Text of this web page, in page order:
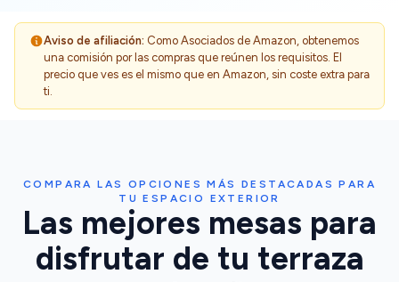
Aviso de afiliación: Como Asociados de Amazon, obtenemos
una comisión por las compras que reúnen los requisitos. El
precio que ves es el mismo que en Amazon, sin coste extra para
ti.
COMPARA LAS OPCIONES MÁS DESTACADAS PARA
TU ESPACIO EXTERIOR
Las mejores mesas para
disfrutar de tu terraza